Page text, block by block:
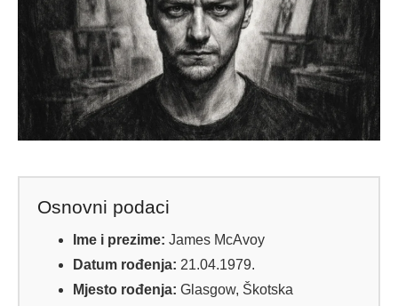
Osnovni podaci
Ime i prezime: James McAvoy
Datum rođenja: 21.04.1979.
Mjesto rođenja: Glasgow, Škotska